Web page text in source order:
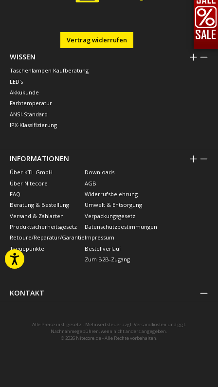
Vertrag widerrufen
WISSEN
Taschenlampen Kaufberatung
LED's
Akkukunde
Farbtemperatur
ANSI-Standard
IPX-Klassifizierung
INFORMATIONEN
Über KTL GmbH
Über Nitecore
FAQ
Beratung & Bestellung
Versand & Zahlarten
Produktsicherheitsgesetz
Retoure/Reparatur/Garantie
Treuepunkte
Downloads
AGB
Widerrufsbelehrung
Umwelt & Entsorgung
Verpackungsgesetz
Datenschutzbestimmungen
Impressum
Bestellverlauf
Zum B2B-Zugang
KONTAKT
Alle Preise inkl. gesetzl. Mehrwertsteuer zzgl. Versandkosten und ggf.
Nachnahmegebühren, wenn nicht anders angegeben.
© 2026 Nitecore.de - Alle Rechte vorbehalten.